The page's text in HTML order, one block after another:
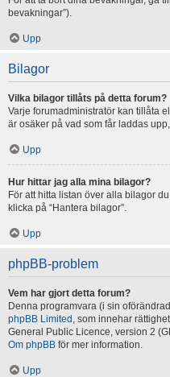
bevakningar”).
Upp
Bilagor
Vilka bilagor tillåts på detta forum?
Varje forumadministratör kan tillåta
är osäker på vad som får laddas
Upp
Hur hittar jag alla mina bilagor?
För att hitta listan över alla bilagor
klicka på “Hantera bilagor”.
Upp
phpBB-problem
Vem har gjort detta forum?
Denna programvara (i sin
phpBB Limited , som innehar
General Public Licence, version 2
Om phpBB för mer information.
Upp